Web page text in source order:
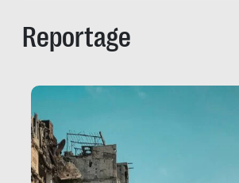
Reportage